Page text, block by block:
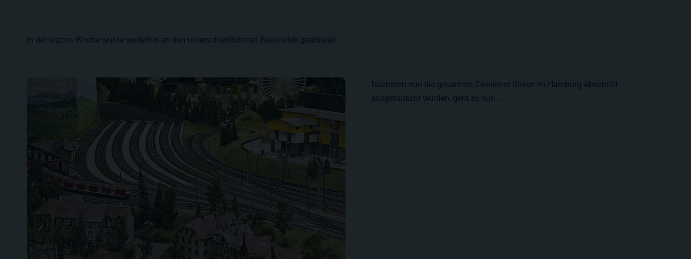
In der letzten Woche wurde weiterhin an den unterschiedlichsten Baustellen gearbeitet.
Nachdem nun die gesamten Zweileiter-Gleise im Hamburg-Abschnitt
ausgetauscht wurden, geht es nun ...